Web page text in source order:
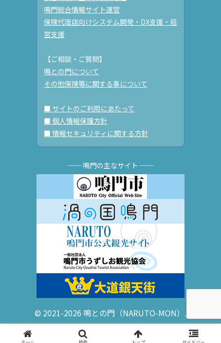
鳴門総合情報サイト運営
保険代理店向けシステム開発・DX支援・経
営支援
【ご相談・ご質問】
鳴との門について
その他保険等に関する事について
■ サイトのご利用にあたって
■ 個人情報保護方針
■ 情報セキュリティに関する方針
── 鳴門の主なサイト ──
© 2021-2026 鳴との門（NARUTO-MON）.